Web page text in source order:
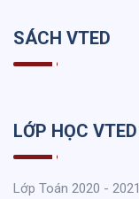
SÁCH VTED
LỚP HỌC VTED
Lớp Toán 2020 - 2021